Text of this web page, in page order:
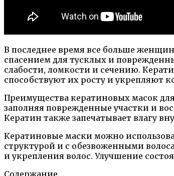
В последнее время все больше
спасением для тусклых и
слабости, ломкости и сечению.
способствуют их росту и укрепляют
Преимущества кератиновых масок
заполняя поврежденные участки и
Кератин также запечатывает влагу
Кератиновые маски можно
структурой и с обезвоженными
и укрепления волос. Улучшение
Содержание